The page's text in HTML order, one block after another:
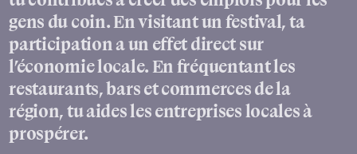
gens du coin. En visitant un festival, ta
participation a un effet direct sur
l’économie locale. En fréquentant les
restaurants, bars et commerces de la
région, tu aides les entreprises locales à
prospérer.